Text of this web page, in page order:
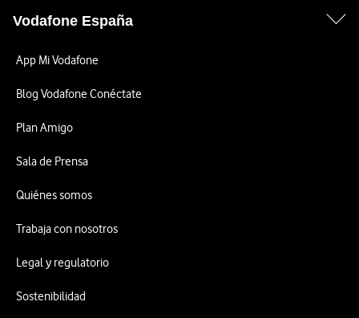
Vodafone España
App Mi Vodafone
Blog Vodafone Conéctate
Plan Amigo
Sala de Prensa
Quiénes somos
Trabaja con nosotros
Legal y regulatorio
Sostenibilidad